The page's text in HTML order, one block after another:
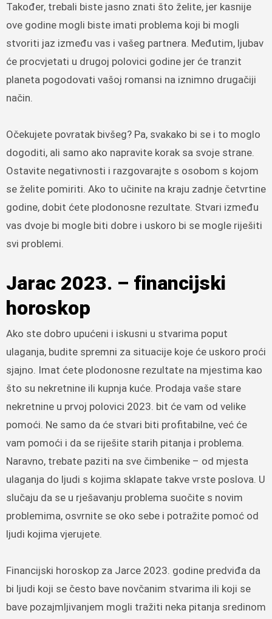
Također, trebali biste jasno znati što želite, jer kasnije
ove godine mogli biste imati problema koji bi mogli
stvoriti jaz između vas i vašeg partnera. Međutim, ljubav
će procvjetati u drugoj polovici godine jer će tranzit
planeta pogodovati vašoj romansi na iznimno drugačiji
način.
Očekujete povratak bivšeg? Pa, svakako bi se i to moglo
dogoditi, ali samo ako napravite korak sa svoje strane.
Ostavite negativnosti i razgovarajte s osobom s kojom
se želite pomiriti. Ako to učinite na kraju zadnje četvrtine
godine, dobit ćete plodonosne rezultate. Stvari između
vas dvoje bi mogle biti dobre i uskoro bi se mogle riješiti
svi problemi.
Jarac 2023. – financijski
horoskop
Ako ste dobro upućeni i iskusni u stvarima poput
ulaganja, budite spremni za situacije koje će uskoro proći
sjajno. Imat ćete plodonosne rezultate na mjestima kao
što su nekretnine ili kupnja kuće. Prodaja vaše stare
nekretnine u prvoj polovici 2023. bit će vam od velike
pomoći. Ne samo da će stvari biti profitabilne, već će
vam pomoći i da se riješite starih pitanja i problema.
Naravno, trebate paziti na sve čimbenike – od mjesta
ulaganja do ljudi s kojima sklapate takve vrste poslova. U
slučaju da se u rješavanju problema suočite s novim
problemima, osvrnite se oko sebe i potražite pomoć od
ljudi kojima vjerujete.
Financijski horoskop za Jarce 2023. godine predviđa da
bi ljudi koji se često bave novčanim stvarima ili koji se
bave pozajmljivanjem mogli tražiti neka pitanja sredinom